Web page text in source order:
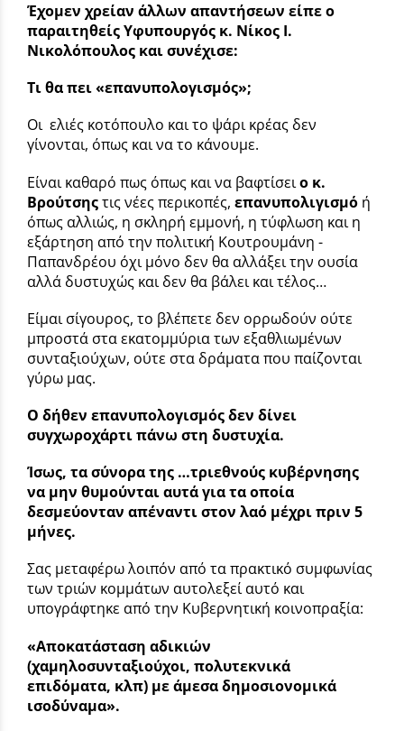
Έχομεν χρείαν άλλων απαντήσεων είπε ο
παραιτηθείς Υφυπουργός κ. Νίκος Ι.
Νικολόπουλος και συνέχισε:
Τι θα πει «επανυπολογισμός»;
Οι ελιές κοτόπουλο και το ψάρι κρέας δεν
γίνονται, όπως και να το κάνουμε.
Είναι καθαρό πως όπως και να βαφτίσειο κ.
Βρούτσηςτις νέες περικοπές, επανυπολιγισμό ή
όπως αλλιώς, η σκληρή εμμονή, η τύφλωση και η
εξάρτηση από την πολιτική Κουτρουμάνη -
Παπανδρέου όχι μόνο δεν θα αλλάξει την ουσία
αλλά δυστυχώς και δεν θα βάλει και τέλος…
Είμαι σίγουρος, το βλέπετε δεν ορρωδούν ούτε
μπροστά στα εκατομμύρια των εξαθλιωμένων
συνταξιούχων, ούτε στα δράματα που παίζονται
γύρω μας.
Ο δήθεν επανυπολογισμός δεν δίνει
συγχωροχάρτι πάνω στη δυστυχία.
Ίσως, τα σύνορα της …τριεθνούς κυβέρνησης
να μην θυμούνται αυτά για τα οποία
δεσμεύονταν απέναντι στον λαό μέχρι πριν 5
μήνες.
Σας μεταφέρω λοιπόν από τα πρακτικό συμφωνίας
των τριών κομμάτων αυτολεξεί αυτό και
υπογράφτηκε από την Κυβερνητική κοινοπραξία:
«Αποκατάσταση αδικιών
(χαμηλοσυνταξιούχοι, πολυτεκνικά
επιδόματα, κλπ) με άμεσα δημοσιονομικά
ισοδύναμα».